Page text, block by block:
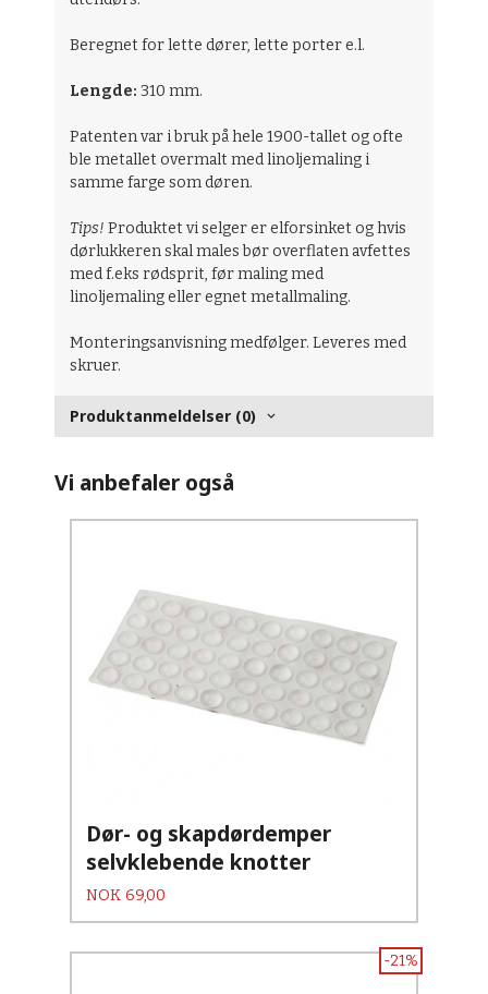
Beregnet for lette dører, lette porter e.l.
Lengde: 310 mm.
Patenten var i bruk på hele 1900-tallet og ofte
ble metallet overmalt med linoljemaling i
samme farge som døren.
Tips! Produktet vi selger er elforsinket og hvis
dørlukkeren skal males bør overflaten avfettes
med f.eks rødsprit, før maling med
linoljemaling eller egnet metallmaling.
Monteringsanvisning medfølger. Leveres med
skruer.
Produktanmeldelser (0)
Vi anbefaler også
Dør- og skapdørdemper
selvklebende knotter
Pris
NOK 69,00
-21%